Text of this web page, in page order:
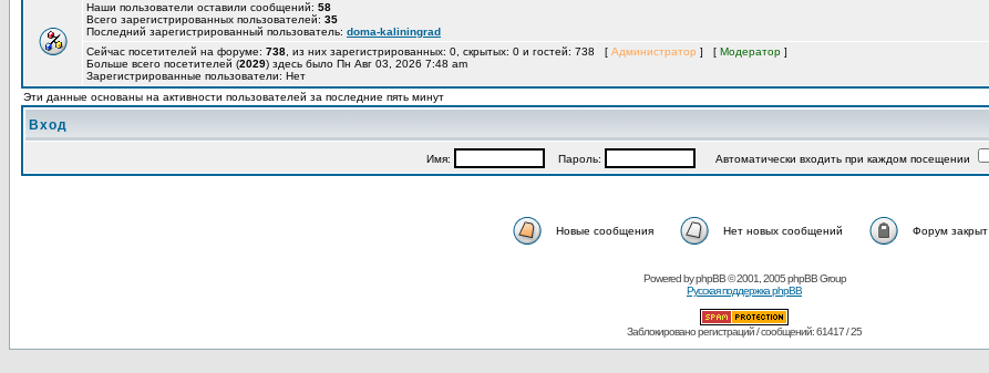
Наши пользователи оставили сообщений: 58
Всего зарегистрированных пользователей: 35
Последний зарегистрированный пользователь: doma-kaliningrad
Сейчас посетителей на форуме: 738 , из них зарегистрированных: 0, скрытых: 0 и гостей: 738 [ Администратор ] [ Модератор ]
Больше всего посетителей (2029) здесь было Пн Авг 03, 2026 7:48 am
Зарегистрированные пользователи: Нет
Эти данные основаны на активности пользователей за последние пять минут
Вход
Имя: Пароль: Автоматически входить при каждом посещении
Новые сообщения Нет новых сообщений Форум закрыт
Powered byphpBB© 2001, 2005 phpBB Group
Русская поддержка phpBB
Заблокировано регистраций / сообщений: 61417 / 25